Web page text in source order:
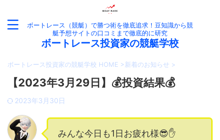
ボートレース（競艇）で勝つ術を徹底追求！豆知識から競
艇予想サイトの口コミまで徹底的に研究
ボートレース投資家の競艇学校
ボートレース投資家の競艇学校 HOME >新着のお知らせ >
【2023年3月29日】💰投資結果💰
2023年3月30日
みんな今日も1日お疲れ様😎✋